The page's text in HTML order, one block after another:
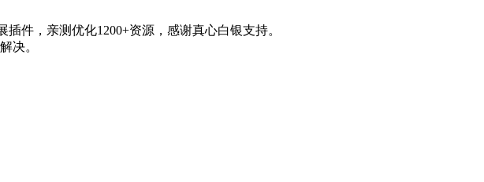
件，亲测优化1200+资源，感谢真心白银支持。
决。